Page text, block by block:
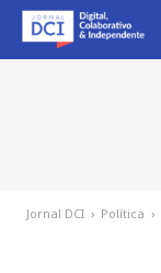
Jornal DCI › Política ›